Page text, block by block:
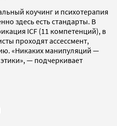
коучинг и психотерапия
здесь есть стандарты. В
ICF (11 компетенций), в
проходят ассессмент,
«Никаких манипуляций —
— подчеркивает